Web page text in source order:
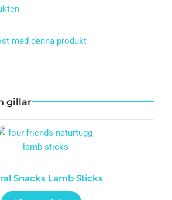
med denna produkt
gillar
Snacks Lamb Sticks